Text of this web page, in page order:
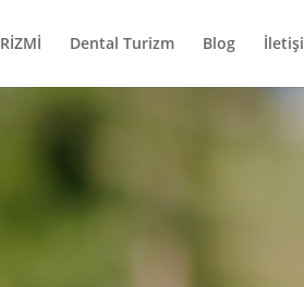
Dental Turizm Blog